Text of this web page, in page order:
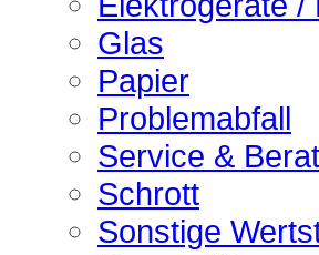
Glas
Papier
Problemabfall
Service &
Schrott
Sonstige